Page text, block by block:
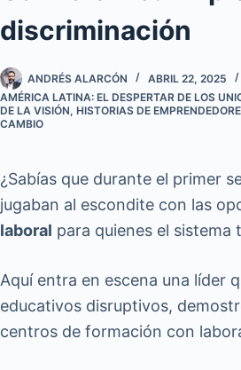
discriminación
ANDRÉS ALARCÓN
ABRIL 22, 2025
AMÉRICA LATINA: EL DESPERTAR DE LOS
DE LA VISIÓN, HISTORIAS DE
CAMBIO
¿Sabías que durante el primer
jugaban al escondite con las
laboral para quienes el sistema
Aquí entra en escena una líder
educativos disruptivos,
centros de formación con